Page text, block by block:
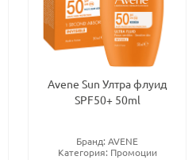
Avene Sun Ултра флуид
SPF50+ 50ml
Бранд: AVENE
Категория: Промоции